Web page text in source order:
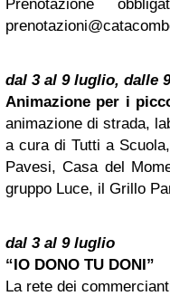
Prenotazione
dal 3 al 9 luglio, dalle
Animazione per i
animazione di strada,
a cura di Tutti a
Pavesi, Casa del
gruppo Luce, il Grillo
dal 3 al 9 luglio
“IO DONO TU DONI”
La rete dei